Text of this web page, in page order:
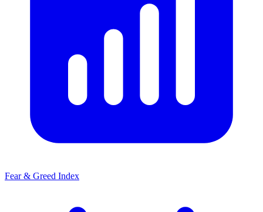
Fear & Greed Index